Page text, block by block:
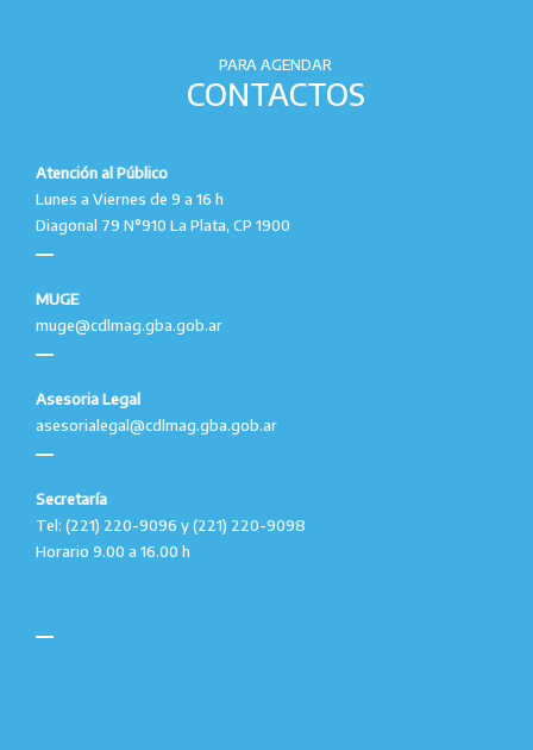
PARA AGENDAR
CONTACTOS
Atención al Público
Lunes a Viernes de 9 a 16 h
Diagonal 79 N°910 La Plata, CP 1900
MUGE
muge@cdlmag.gba.gob.ar
Asesoria Legal
asesorialegal@cdlmag.gba.gob.ar
Secretaría
Tel: (221) 220-9096 y (221) 220-9098
Horario 9.00 a 16.00 h